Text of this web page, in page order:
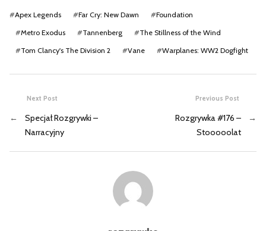
#Apex Legends #Far Cry: New Dawn #Foundation
#Metro Exodus #Tannenberg #The Stillness of the Wind
#Tom Clancy's The Division 2 #Vane #Warplanes: WW2 Dogfight
Previous Post
Rozgrywka #176 –
Stooooolat
→
Next Post
←
Specjał Rozgrywki –
Narracyjny